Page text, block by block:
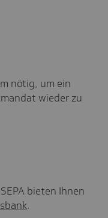
nötig, um ein
wieder zu
bieten Ihnen
.